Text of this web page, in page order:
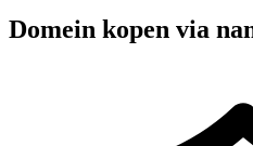
Domein kopen via